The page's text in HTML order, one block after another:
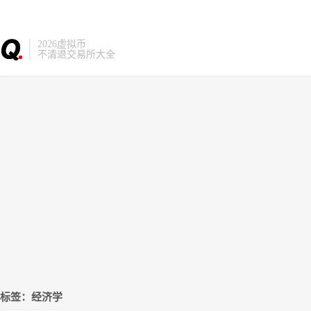
2026虚拟币
不清退交易所大全
标签：经济学